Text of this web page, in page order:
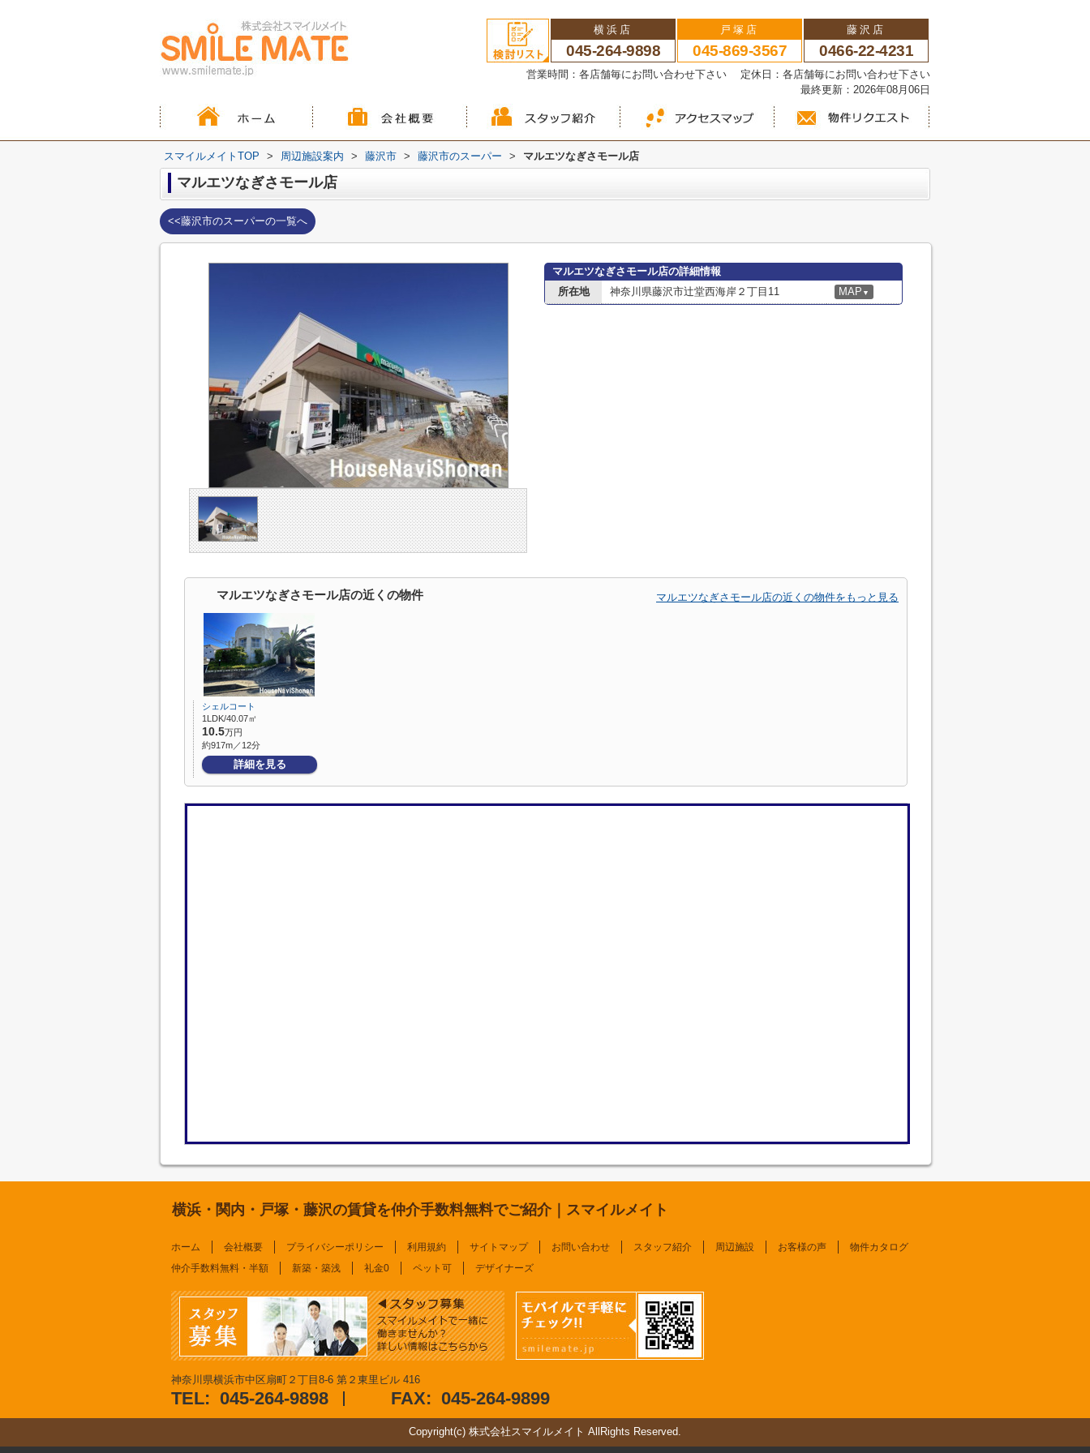
横浜店
045-264-9898
戸塚店
045-869-3567
藤沢店
0466-22-4231
営業時間：各店舗毎にお問い合わせ下さい 定休日：各店舗毎にお問い合わせ下さい
最終更新：2026年08月06日
スマイルメイトTOP > 周辺施設案内 > 藤沢市 > 藤沢市のスーパー > マルエツなぎさモール店
マルエツなぎさモール店
<<藤沢市のスーパーの一覧へ
マルエツなぎさモール店の詳細情報
所在地
神奈川県藤沢市辻堂西海岸２丁目11 MAP ▼
マルエツなぎさモール店の近くの物件 マルエツなぎさモール店の近くの物件をもっと見る
シェルコート
1LDK/40.07㎡
10.5万円
約917m／12分
詳細を見る
横浜・関内・戸塚・藤沢の賃貸を仲介手数料無料でご紹介｜スマイルメイト
ホーム 会社概要 プライバシーポリシー 利用規約 サイトマップ お問い合わせ スタッフ紹介 周辺施設 お客様の声
物件カタログ
仲介手数料無料・半額
新築・築浅 礼金0 ペット可 デザイナーズ
神奈川県横浜市中区扇町２丁目8-6 第２東里ビル 416
TEL: 045-264-9898 FAX: 045-264-9899
Copyright(c) 株式会社スマイルメイト AllRights Reserved.